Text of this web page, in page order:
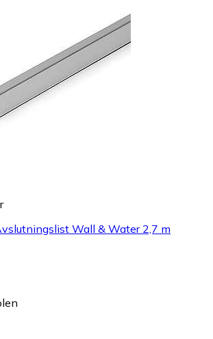
Wall & Water 2,7 m